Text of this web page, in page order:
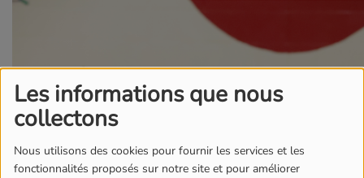
Les informations que nous
collectons
Nous utilisons des cookies pour fournir les services et les
fonctionnalités proposés sur notre site et pour améliorer